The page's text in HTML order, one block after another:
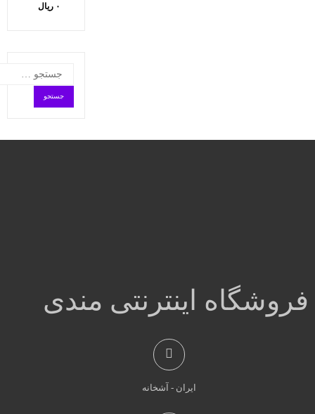
۰ ریال
جستجو
برای:
فروشگاه اینترنتی مندی
ایران - آشخانه